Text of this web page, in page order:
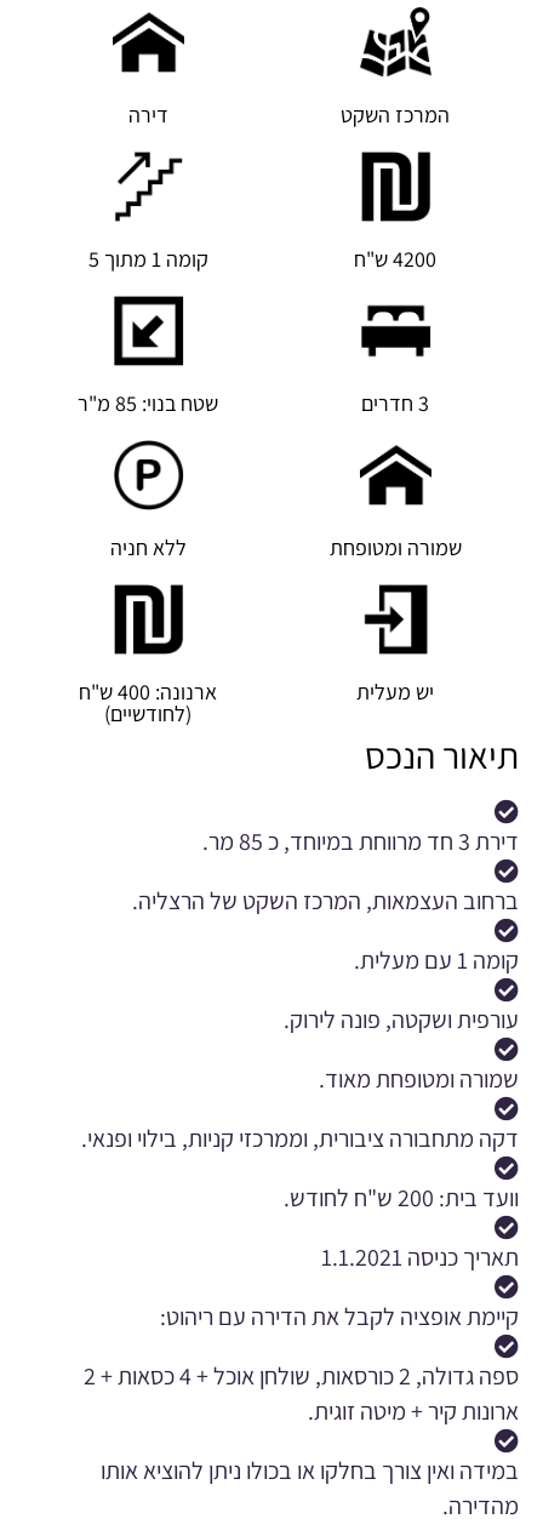
המרכז השקט דירה
4200 ש"ח קומה 1 מתוך 5
3 חדרים שטח בנוי: 85 מ"ר
שמורה ומטופחת ללא חניה
יש מעלית ארנונה: 400 ש"ח
(לחודשיים)
תיאור הנכס
דירת 3 חד מרווחת במיוחד, כ 85 מר.
ברחוב העצמאות, המרכז השקט של הרצליה.
קומה 1 עם מעלית.
עורפית ושקטה, פונה לירוק.
שמורה ומטופחת מאוד.
דקה מתחבורה ציבורית, וממרכזי קניות, בילוי ופנאי.
וועד בית: 200 ש"ח לחודש.
תאריך כניסה 1.1.2021
קיימת אופציה לקבל את הדירה עם ריהוט:
ספה גדולה, 2 כורסאות, שולחן אוכל + 4 כסאות + 2
ארונות קיר + מיטה זוגית.
במידה ואין צורך בחלקו או בכולו ניתן להוציא אותו
מהדירה.